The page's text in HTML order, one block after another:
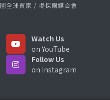
國全球買家 / 場採購媒合會
Watch Us
on YouTube
Follow Us
on Instagram